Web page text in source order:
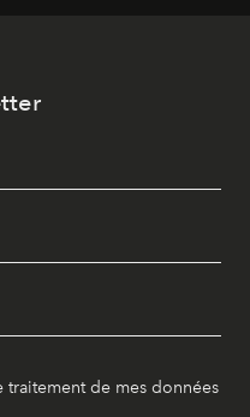
de mes données